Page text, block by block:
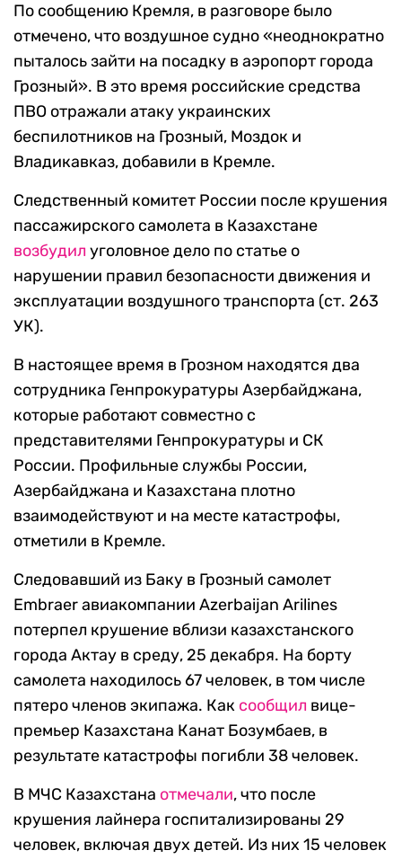
По сообщению Кремля, в разговоре было
отмечено, что воздушное судно «неоднократно
пыталось зайти на посадку в аэропорт города
Грозный». В это время российские средства
ПВО отражали атаку украинских
беспилотников на Грозный, Моздок и
Владикавказ, добавили в Кремле.
Следственный комитет России после крушения
пассажирского самолета в Казахстане
возбудил уголовное дело по статье о
нарушении правил безопасности движения и
эксплуатации воздушного транспорта (ст. 263
УК).
В настоящее время в Грозном находятся два
сотрудника Генпрокуратуры Азербайджана,
которые работают совместно с
представителями Генпрокуратуры и СК
России. Профильные службы России,
Азербайджана и Казахстана плотно
взаимодействуют и на месте катастрофы,
отметили в Кремле.
Следовавший из Баку в Грозный самолет
Embraer авиакомпании Azerbaijan Arilines
потерпел крушение вблизи казахстанского
города Актау в среду, 25 декабря. На борту
самолета находилось 67 человек, в том числе
пятеро членов экипажа. Как сообщил вице-
премьер Казахстана Канат Бозумбаев, в
результате катастрофы погибли 38 человек.
В МЧС Казахстана отмечали, что после
крушения лайнера госпитализированы 29
человек, включая двух детей. Из них 15 человек